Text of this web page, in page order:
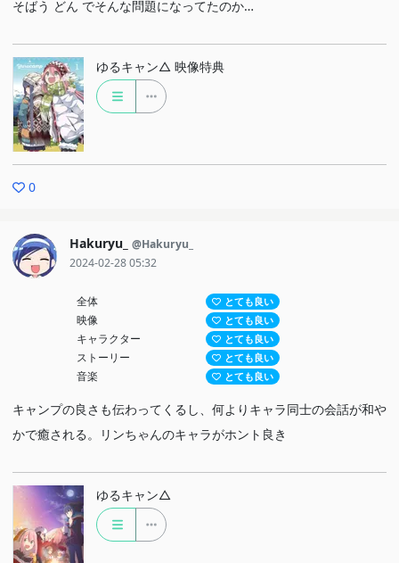
そばう どん でそんな問題になってたのか…
ゆるキャン△ 映像特典
0
Hakuryu_ @Hakuryu_
2024-02-28 05:32
全体 とても良い
映像 とても良い
キャラクター とても良い
ストーリー とても良い
音楽 とても良い
キャンプの良さも伝わってくるし、何よりキャラ同士の会話が和や
かで癒される。リンちゃんのキャラがホント良き
ゆるキャン△